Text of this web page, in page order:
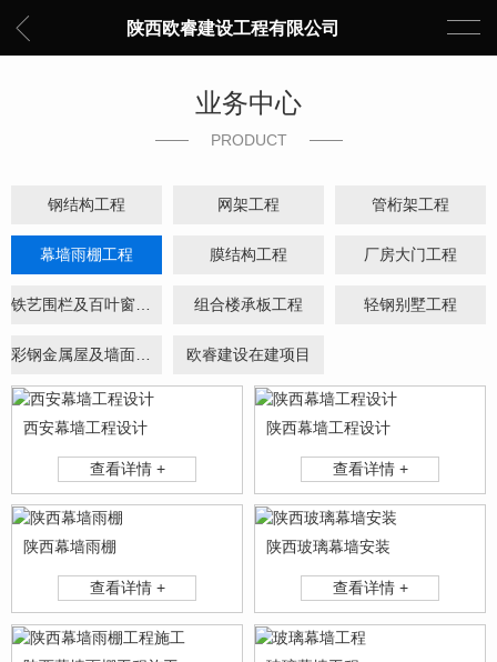
陕西欧睿建设工程有限公司
业务中心
PRODUCT
钢结构工程 网架工程 管桁架工程
幕墙雨棚工程 膜结构工程 厂房大门工程
组合楼承板工程 轻钢别墅工程
欧睿建设在建项目
西安幕墙工程设计
查看详情 +
陕西幕墙工程设计
查看详情 +
陕西幕墙雨棚
查看详情 +
陕西玻璃幕墙安装
查看详情 +